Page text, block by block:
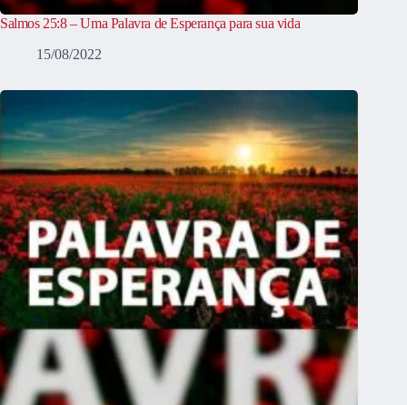
Salmos 25:8 – Uma Palavra de Esperança para sua vida
15/08/2022